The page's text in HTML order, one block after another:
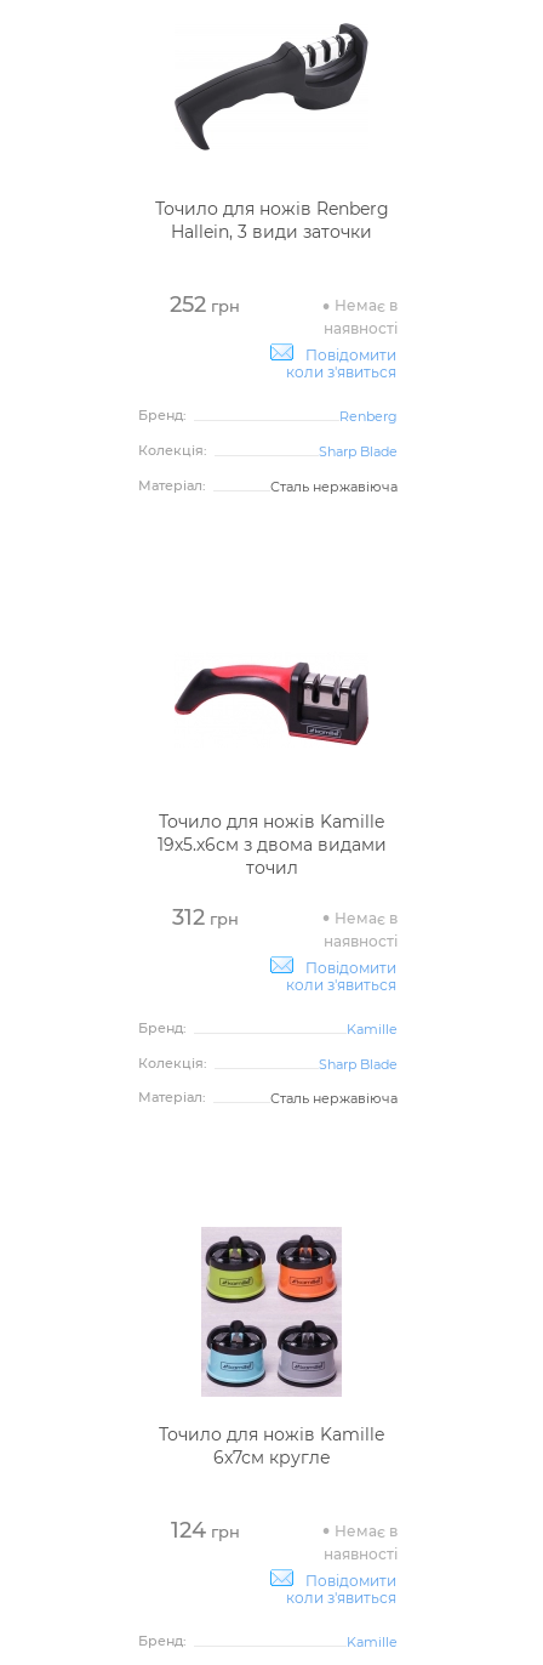
Точило для ножів Renberg
Hallein, 3 види заточки
252 грн
Немає в
наявності
Повідомити
коли з'явиться
Бренд:
Renberg
Колекція:
Sharp Blade
Матеріал:
Сталь нержавіюча
Точило для ножів Kamille
19х5.х6см з двома видами
точил
312грн
Немає в
наявності
Повідомити
коли з'явиться
Бренд:
Kamille
Колекція:
Sharp Blade
Матеріал:
Сталь нержавіюча
Точило для ножів Kamille
6х7см кругле
124грн
Немає в
наявності
Повідомити
коли з'явиться
Бренд:
Kamille